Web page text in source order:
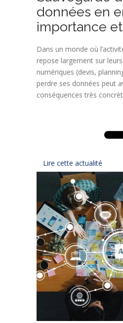
données en
importance
Dans un monde où
repose largement sur
numériques (devis,
perdre ses données peut
conséquences très
Lire cette actualité